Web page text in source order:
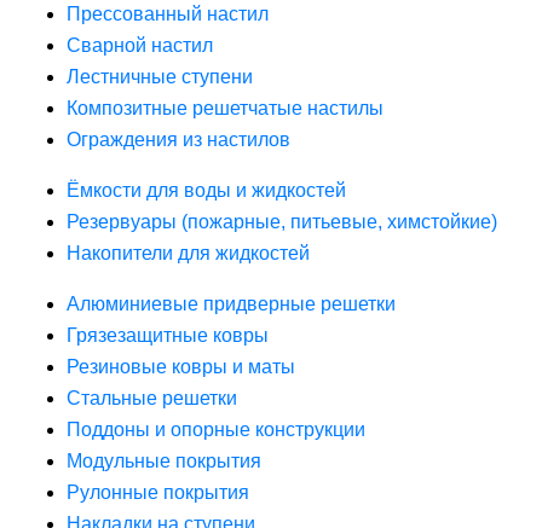
Прессованный настил
Сварной настил
Лестничные ступени
Композитные решетчатые настилы
Ограждения из настилов
Ёмкости для воды и жидкостей
Резервуары (пожарные, питьевые, химстойкие)
Накопители для жидкостей
Алюминиевые придверные решетки
Грязезащитные ковры
Резиновые ковры и маты
Стальные решетки
Поддоны и опорные конструкции
Модульные покрытия
Рулонные покрытия
Накладки на ступени